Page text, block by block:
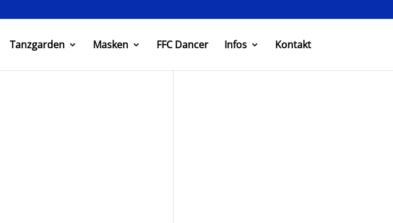
Tanzgarden Masken FFC Dancer Infos Kontakt